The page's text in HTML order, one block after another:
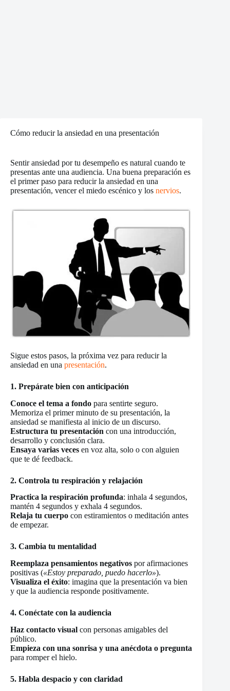
Cómo reducir la ansiedad en una presentación
Sentir ansiedad por tu desempeño es natural cuando te
presentas ante una audiencia. Una buena preparación es
el primer paso para reducir la ansiedad en una
presentación, vencer el miedo escénico y los nervios.
Sigue estos pasos, la próxima vez para reducir la
ansiedad en una presentación.
1. Prepárate bien con anticipación
Conoce el tema a fondo para sentirte seguro.
Memoriza el primer minuto de su presentación, la
ansiedad se manifiesta al inicio de un discurso.
Estructura tu presentación con una introducción,
desarrollo y conclusión clara.
Ensaya varias veces en voz alta, solo o con alguien
que te dé feedback.
2. Controla tu respiración y relajación
Practica la respiración profunda: inhala 4 segundos,
mantén 4 segundos y exhala 4 segundos.
Relaja tu cuerpo con estiramientos o meditación antes
de empezar.
3. Cambia tu mentalidad
Reemplaza pensamientos negativos por afirmaciones
positivas («Estoy preparado, puedo hacerlo»).
Visualiza el éxito: imagina que la presentación va bien
y que la audiencia responde positivamente.
4. Conéctate con la audiencia
Haz contacto visual con personas amigables del
público.
Empieza con una sonrisa y una anécdota o pregunta
para romper el hielo.
5. Habla despacio y con claridad